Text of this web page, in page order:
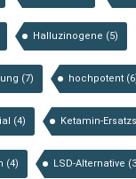
Halluzinogene (5)
(7) hochpotent
(4) Ketamin-
(4) LSD-Alternative